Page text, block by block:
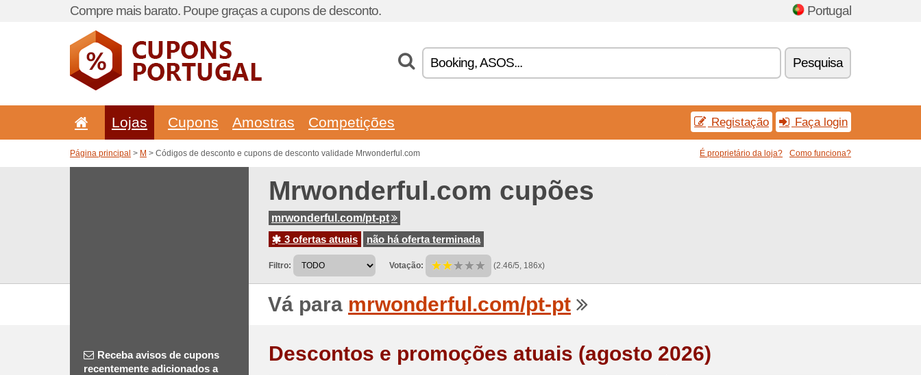
Compre mais barato. Poupe graças a cupons de desconto. Portugal
Pesquisa
Lojas Cupons Amostras Competições Registação Faça login
Página principal > M > Códigos de desconto e cupons de desconto validade Mrwonderful.com É proprietário da loja? Como funciona?
Mrwonderful.com cupões
mrwonderful.com/pt-pt
3 ofertas atuais
não há oferta terminada
Filtro: Votação: (2.46/5, 186x)
Vá para mrwonderful.com/pt-pt
Receba avisos de cupons
recentemente adicionados a
Descontos e promoções atuais (agosto 2026)